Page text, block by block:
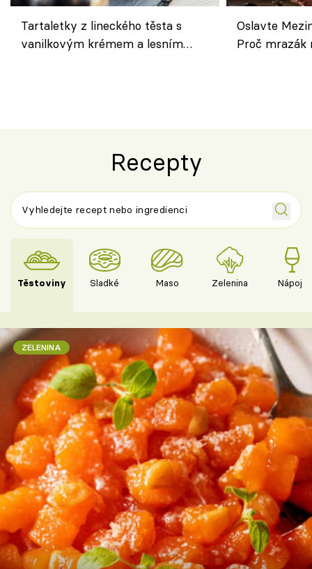
Tartaletky z lineckého těsta s
vanilkovým krémem a lesním
Oslavte
Proč
Recepty
Těstoviny Sladké Maso Zelenina Nápoje
ZELENINA